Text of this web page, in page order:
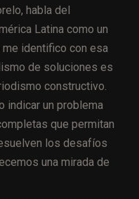
habla del
Latina como un
identifico con esa
de soluciones es
constructivo.
indicar un problema
que permitan
los desafíos
una mirada de